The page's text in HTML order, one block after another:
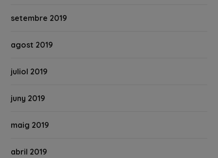
setembre 2019
agost 2019
juliol 2019
juny 2019
maig 2019
abril 2019